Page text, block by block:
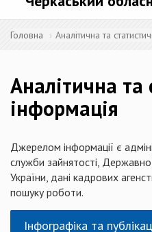
Головна Аналітична та
Аналітична та
інформація
Джерелом інформації є
служби зайнятості,
України, дані кадрових
пошуку роботи.
Інфографіка та